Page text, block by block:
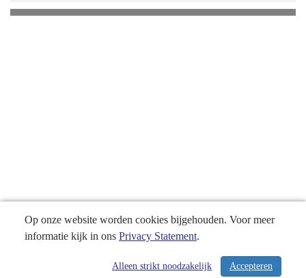
/ 357
Op onze website worden cookies bijgehouden. Voor meer
informatie kijk in ons Privacy Statement.
Accepteren
Alleen strikt noodzakelijk